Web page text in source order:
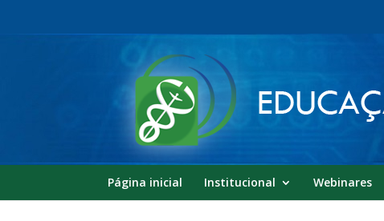
Página inicial Institucional Webinares